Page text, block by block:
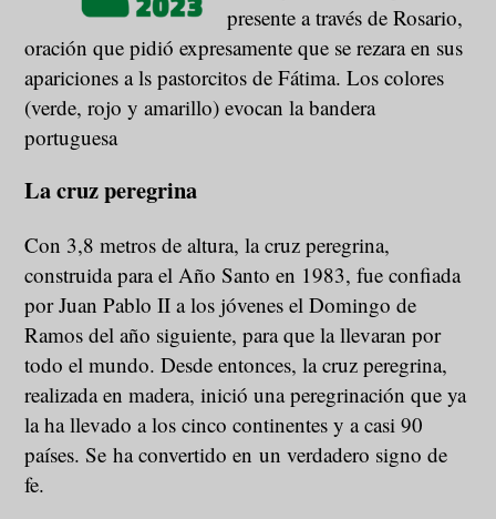
presente a través de Rosario,
oración que pidió expresamente que se rezara en sus
apariciones a ls pastorcitos de Fátima. Los colores
(verde, rojo y amarillo) evocan la bandera
portuguesa
La cruz peregrina
Con 3,8 metros de altura, la cruz peregrina,
construida para el Año Santo en 1983, fue confiada
por Juan Pablo II a los jóvenes el Domingo de
Ramos del año siguiente, para que la llevaran por
todo el mundo. Desde entonces, la cruz peregrina,
realizada en madera, inició una peregrinación que ya
la ha llevado a los cinco continentes y a casi 90
países. Se ha convertido en un verdadero signo de
fe.